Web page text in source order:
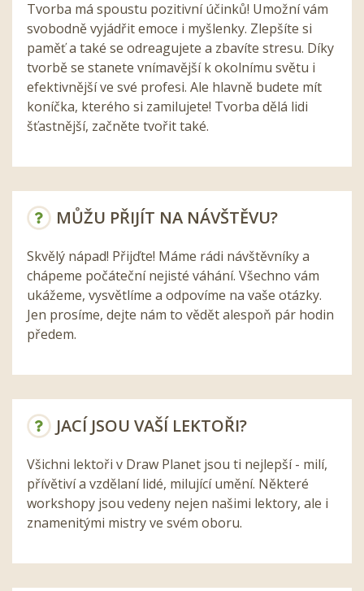
Tvorba má spoustu pozitivní účinků! Umožní vám
svobodně vyjádřit emoce i myšlenky. Zlepšíte si
paměť a také se odreagujete a zbavíte stresu. Díky
tvorbě se stanete vnímavější k okolnímu světu i
efektivnější ve své profesi. Ale hlavně budete mít
koníčka, kterého si zamilujete! Tvorba dělá lidi
šťastnější, začněte tvořit také.
MŮŽU PŘIJÍT NA NÁVŠTĚVU?
Skvělý nápad! Přijďte! Máme rádi návštěvníky a
chápeme počáteční nejisté váhání. Všechno vám
ukážeme, vysvětlíme a odpovíme na vaše otázky.
Jen prosíme, dejte nám to vědět alespoň pár hodin
předem.
JACÍ JSOU VAŠÍ LEKTOŘI?
Všichni lektoři v Draw Planet jsou ti nejlepší - milí,
přívětiví a vzdělaní lidé, milující umění. Některé
workshopy jsou vedeny nejen našimi lektory, ale i
znamenitými mistry ve svém oboru.